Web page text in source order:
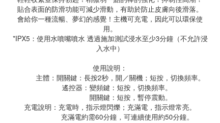
貼合表面的防滑功能可減少滑動，有助於防止皮膚向後滑落。
會給你一種流暢、夢幻的感覺！主機可充電，因此可以環保使
用。
*IPX5：使用水噴嘴噴水 透過施加測試浸水至少3分鐘（不允許浸
入水中）
使用說明：
主體：開關鍵：長按2秒，開／關機；短按，切換頻率。
遙控器：變頻鍵：短按，切換頻率。
開關鍵：短按，暫停震動。
充電說明：充電時，指示燈閃爍；充滿電，指示燈常亮。
充滿電約需60分鐘，可連續使用約50分鐘。